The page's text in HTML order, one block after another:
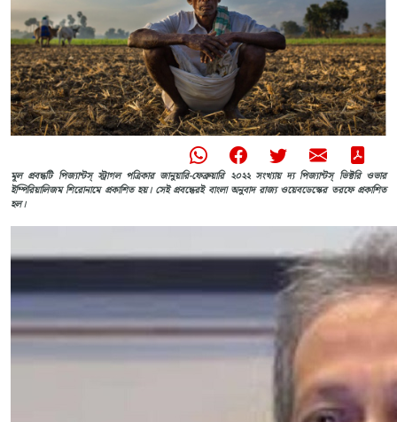
মূল প্রবন্ধটি পিজ্যান্টস্‌ স্ট্রাগল পত্রিকার জানুয়ারি-ফেব্রুয়ারি ২০২২ সংখ্যায় দ্য পিজ্যান্টস্‌ ভিক্টরি ওভার
ইম্পিরিয়ালিজম শিরোনামে প্রকাশিত হয়। সেই প্রবন্ধেরই বাংলা অনুবাদ রাজ্য ওয়েবডেস্কের তরফে প্রকাশিত
হল।